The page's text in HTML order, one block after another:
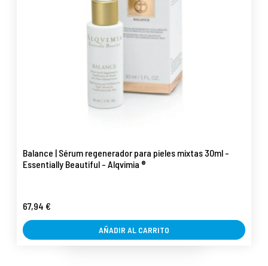
Balance | Sérum regenerador para pieles mixtas 30ml -
Essentially Beautiful - Alqvimia ®
67,94 €
AÑADIR AL CARRITO